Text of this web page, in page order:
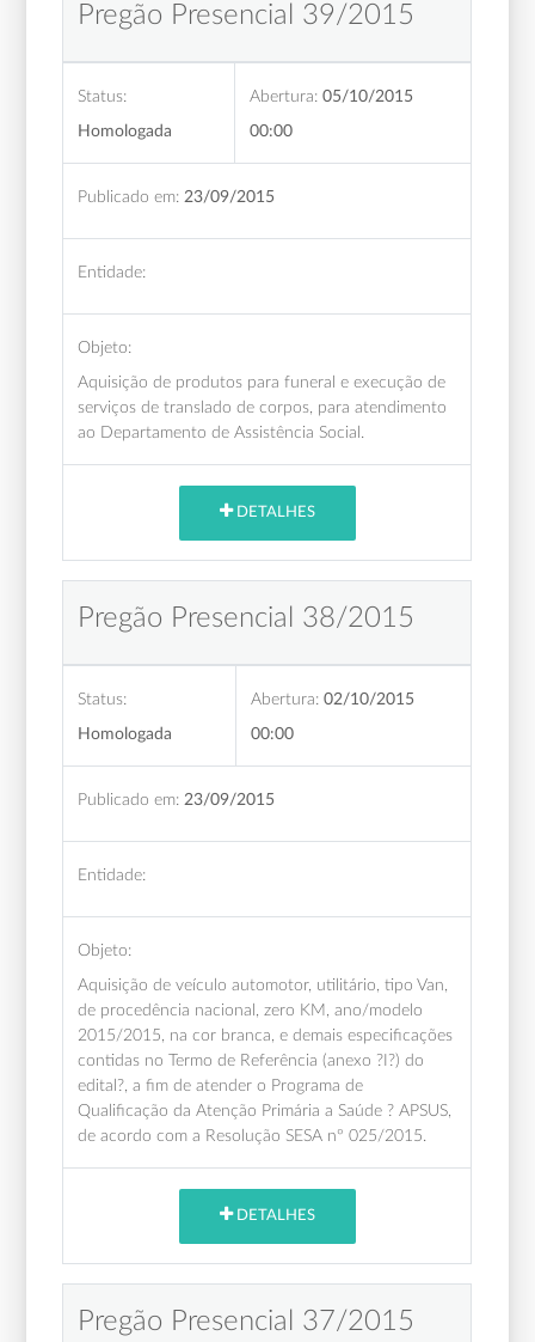
Pregão Presencial 39/2015
Status:
Homologada
Abertura: 05/10/2015
00:00
Publicado em: 23/09/2015
Entidade:
Objeto:
Aquisição de produtos para funeral e execução de
serviços de translado de corpos, para atendimento
ao Departamento de Assistência Social.
DETALHES
Pregão Presencial 38/2015
Status:
Homologada
Abertura: 02/10/2015
00:00
Publicado em: 23/09/2015
Entidade:
Objeto:
Aquisição de veículo automotor, utilitário, tipo Van,
de procedência nacional, zero KM, ano/modelo
2015/2015, na cor branca, e demais especificações
contidas no Termo de Referência (anexo ?I?) do
edital?, a fim de atender o Programa de
Qualificação da Atenção Primária a Saúde ? APSUS,
de acordo com a Resolução SESA nº 025/2015.
DETALHES
Pregão Presencial 37/2015